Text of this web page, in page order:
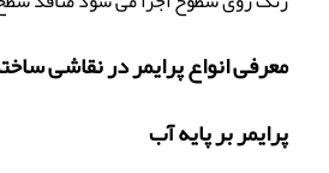
معرفی انواع پرایمر در نقاشی
پرایمر بر پایه آب